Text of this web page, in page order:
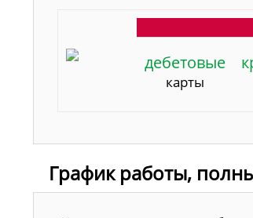
дебетовые
карты
График работы,